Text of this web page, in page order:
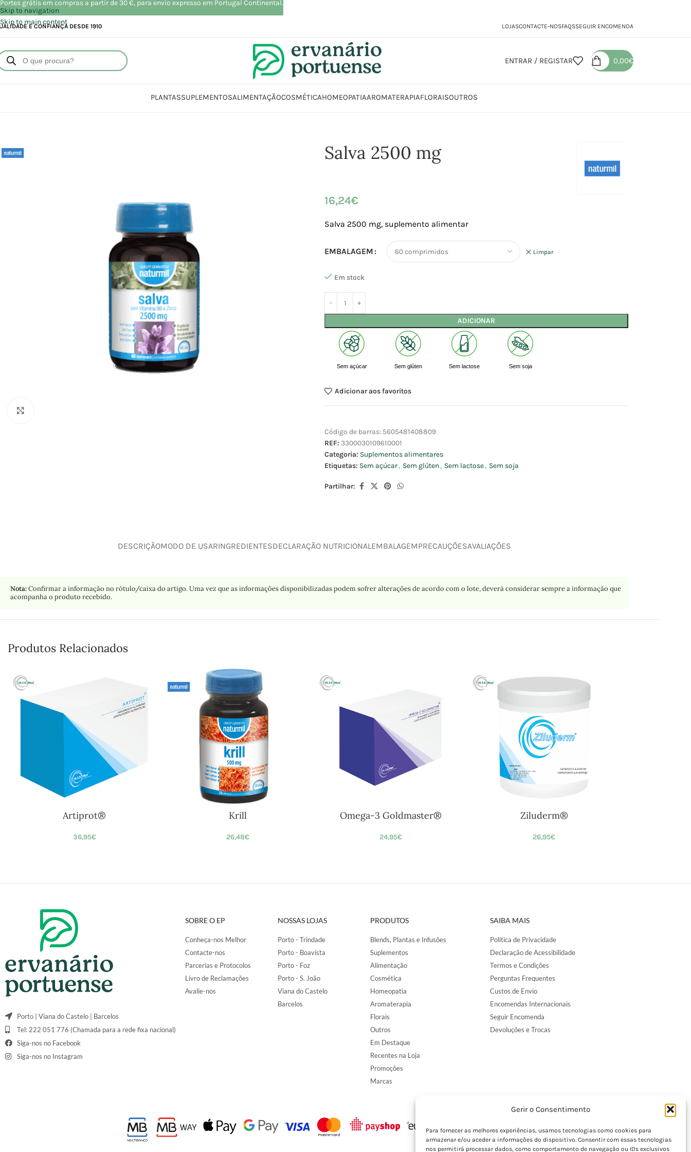
Gerir o Consentimento
Para fornecer as melhores experiências, usamos tecnologias como cookies para
armazenar e/ou aceder a informações do dispositivo. Consentir com essas tecnologias
nos permitirá processar dados, como comportamento de navegação ou IDs exclusivos
Skip to navigation
Skip to main content
E CONFIANÇA DESDE 1910 LOJASCONTACTE-NOSFAQSSEGUIR ENCOMENDA
ENTRAR / REGISTAR 0,00€
PLANTASSUPLEMENTOSALIMENTAÇÃOCOSMÉTICAHOMEOPATIAAROMATERAPIAFLORAISOUTROS
Salva 2500 mg
16,24€
Salva 2500 mg, suplemento alimentar
EMBALAGEM Limpar
Em stock
ADICIONAR
Sem açúcar Sem glúten Sem lactose Sem soja
Adicionar aos favoritos
Código de barras: 5605481408809
REF: 3300030109610001
Categoria: Suplementos alimentares
Etiquetas: Sem açúcar, Sem glúten, Sem lactose, Sem soja
Partilhar:
DESCRIÇÃOMODO DE USARINGREDIENTESDECLARAÇÃO NUTRICIONAL EMBALAGEMPRECAUÇÕESAVALIAÇÕES
Nota:Confirmar a informação no rótulo/caixa do artigo. Uma vez que as informações disponibilizadas podem sofrer alterações de acordo com o lote, deverá considerar sempre a informação que
acompanha o produto recebido.
Produtos Relacionados
Artiprot®
36,95€
Krill
26,48€
Omega-3 Goldmaster®
24,95€
Ziluderm®
26,95€
Porto | Viana do Castelo | Barcelos
Tel: 222 051 776 (Chamada para a rede fixa nacional)
Siga-nos no Facebook
Siga-nos no Instagram
SOBRE O EP
Conheça-nos Melhor
Contacte-nos
Parcerias e Protocolos
Livro de Reclamações
Avalie-nos
NOSSAS LOJAS
Porto - Trindade
Porto - Boavista
Porto - Foz
Porto - S. João
Viana do Castelo
Barcelos
PRODUTOS
Blends, Plantas e Infusões
Suplementos
Alimentação
Cosmética
Homeopatia
Aromaterapia
Florais
Outros
Em Destaque
Recentes na Loja
Promoções
Marcas
SAIBA MAIS
Política de Privacidade
Declaração de Acessibilidade
Termos e Condições
Perguntas Frequentes
Custos de Envio
Encomendas Internacionais
Seguir Encomenda
Devoluções e Trocas
Portes grátis em compras a partir de 30 €, para envio expresso em Portugal Continental.